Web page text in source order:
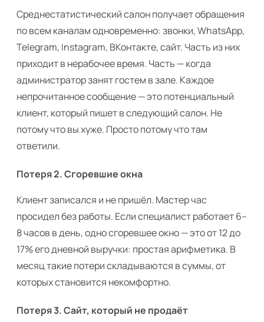
Среднестатистический салон получает обращения
по всем каналам одновременно: звонки, WhatsApp,
Telegram, Instagram, ВКонтакте, сайт. Часть из них
приходит в нерабочее время. Часть — когда
администратор занят гостем в зале. Каждое
непрочитанное сообщение — это потенциальный
клиент, который пишет в следующий салон. Не
потому что вы хуже. Просто потому что там
ответили.
Потеря 2. Сгоревшие окна
Клиент записался и не пришёл. Мастер час
просидел без работы. Если специалист работает 6–
8 часов в день, одно сгоревшее окно — это от 12 до
17% его дневной выручки: простая арифметика. В
месяц такие потери складываются в суммы, от
которых становится некомфортно.
Потеря 3. Сайт, который не продаёт